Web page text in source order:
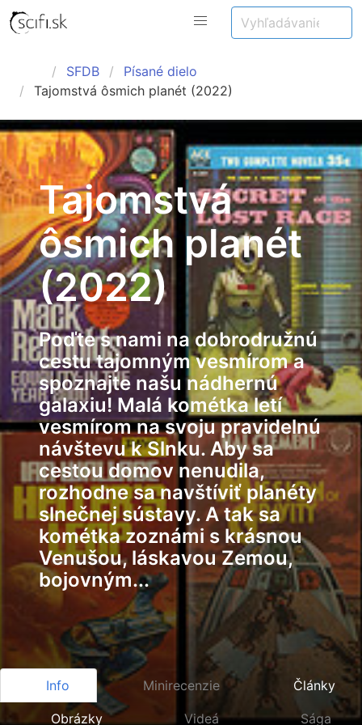
SFDB
Písané dielo
Tajomstvá ôsmich planét (2022)
Tajomstvá
ôsmich planét
(2022)
Poďte s nami na dobrodružnú
cestu tajomným vesmírom a
spoznajte našu nádhernú
galaxiu! Malá kométka letí
vesmírom na svoju pravidelnú
návštevu k Slnku. Aby sa
cestou domov nenudila,
rozhodne sa navštíviť planéty
slnečnej sústavy. A tak sa
kométka zoznámi s krásnou
Venušou, láskavou Zemou,
bojovným...
Info Minirecenzie Články
Obrázky Videá Sága